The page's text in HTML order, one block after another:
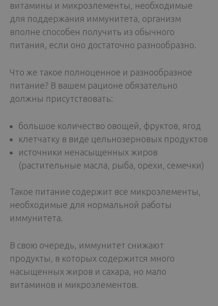
витамины и микроэлементы, необходимые
для поддержания иммунитета, организм
вполне способен получить из обычного
питания, если оно достаточно разнообразно.
Что же такое полноценное и разнообразное
питание? В вашем рационе обязательно
должны присутствовать:
большое количество овощей, фруктов, ягод
клетчатку в виде цельнозерновых продуктов
источники ненасыщенных жиров
(растительные масла, рыба, орехи, семечки)
Такое питание содержит все микроэлементы,
необходимые для нормальной работы
иммунитета.
В свою очередь, иммунитет снижают
продукты, в которых содержится много
насыщенных жиров и сахара, но мало
витаминов и микроэлементов.